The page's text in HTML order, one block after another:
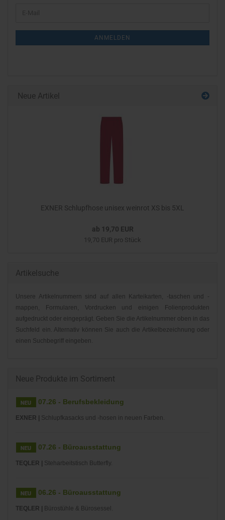
NEWSLETTER-
ANMELDEN
Neue Artikel
EXNER Schlupfhose unisex weinrot XS bis 5XL
ab 19,70 EUR
19,70 EUR pro Stück
Artikelsuche
Unsere Artikelnummern sind auf allen Karteikarten, -taschen und -
mappen, Formularen, Vordrucken und einigen Folienprodukten
aufgedruckt oder eingeprägt. Geben Sie die Artikelnummer oben in das
Suchfeld ein. Alternativ können Sie auch die Artikelbezeichnung oder
einen Suchbegriff eingeben.
Neue Produkte im Sortiment
07.26 - Berufsbekleidung
EXNER | Schlupfkasacks und -hosen in neuen Farben.
07.26 - Büroausstattung
TEQLER | Steharbeitstisch Butterfly.
06.26 - Büroausstattung
TEQLER | Bürostühle & Bürosessel.